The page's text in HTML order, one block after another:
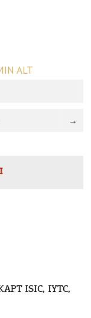
ALT
ISIC, IYTC,